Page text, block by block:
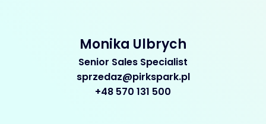
Monika Ulbrych
Senior Sales Specialist
sprzedaz@pirkspark.pl
+48 570 131 500